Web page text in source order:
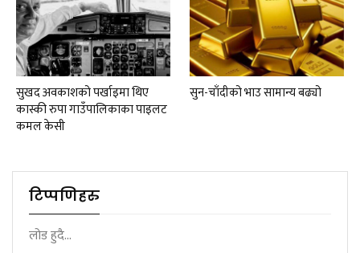
सुखद अवकाशको पर्खाइमा थिए
कास्की रुपा गाउँपालिकाका पाइलट
कमल केसी
सुन-चाँदीको भाउ सामान्य बढ्यो
टिप्पणिहरु
लोड हुदै...